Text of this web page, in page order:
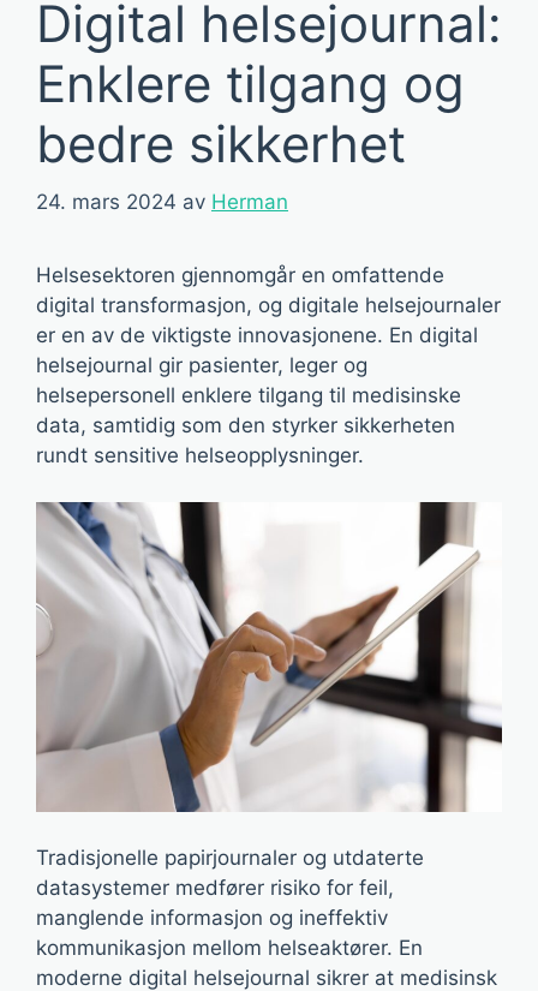
Digital helsejournal:
Enklere tilgang og
bedre sikkerhet
24. mars 2024 av Herman
Helsesektoren gjennomgår en omfattende
digital transformasjon, og digitale helsejournaler
er en av de viktigste innovasjonene. En digital
helsejournal gir pasienter, leger og
helsepersonell enklere tilgang til medisinske
data, samtidig som den styrker sikkerheten
rundt sensitive helseopplysninger.
Tradisjonelle papirjournaler og utdaterte
datasystemer medfører risiko for feil,
manglende informasjon og ineffektiv
kommunikasjon mellom helseaktører. En
moderne digital helsejournal sikrer at medisinsk